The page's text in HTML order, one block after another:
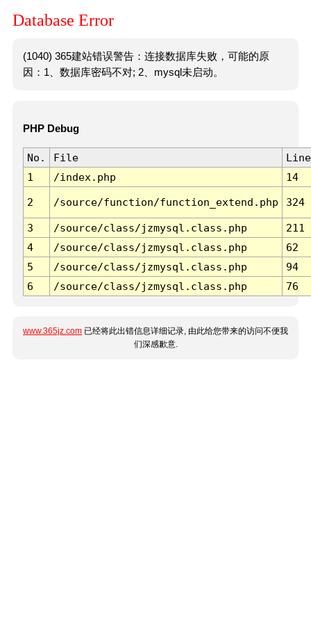
Database Error
(1040) 365建站错误警告：连接数据库失败，可能的原
因：1、数据库密码不对; 2、mysql未启动。
PHP Debug
No. File
Line
1
/index.php 14
2 /source/function/function_extend.php 324
3 /source/class/jzmysql.class.php
211
4
/source/class/jzmysql.class.php
62
5
/source/class/jzmysql.class.php
94
6
/source/class/jzmysql.class.php 76
www.365jz.com 已经将此出错信息详细记录, 由此给您带来的访问不便我
们深感歉意.